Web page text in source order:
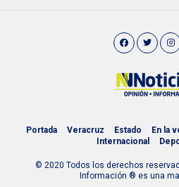
Portada Veracruz Estado En la
Internacional
© 2020 Todos los derechos
Información ® es una